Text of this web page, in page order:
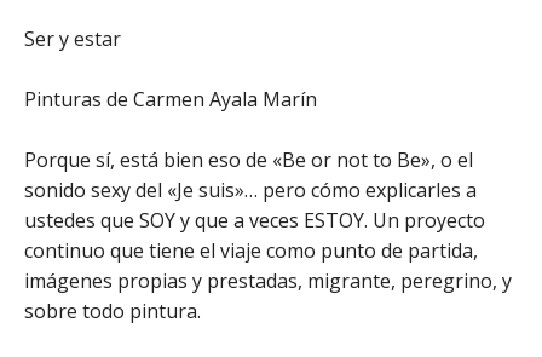
Ser y estar
Pinturas de Carmen Ayala Marín
Porque sí, está bien eso de «Be or not to Be», o el
sonido sexy del «Je suis»… pero cómo explicarles a
ustedes que SOY y que a veces ESTOY. Un proyecto
continuo que tiene el viaje como punto de partida,
imágenes propias y prestadas, migrante, peregrino, y
sobre todo pintura.